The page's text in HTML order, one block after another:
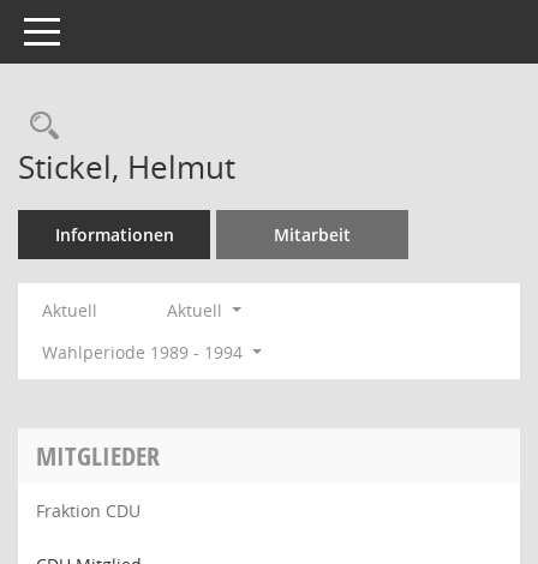
Toggle navigation
Rechercheauswahl
Stickel, Helmut
Informationen Mitarbeit
Aktuell
Aktuell
Wahlperiode 1989 - 1994
MITGLIEDER
Fraktion CDU